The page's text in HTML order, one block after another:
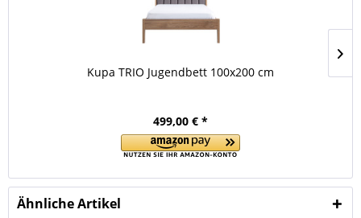
Kupa TRIO Jugendbett 100x200 cm
499,00 € *
Ähnliche Artikel